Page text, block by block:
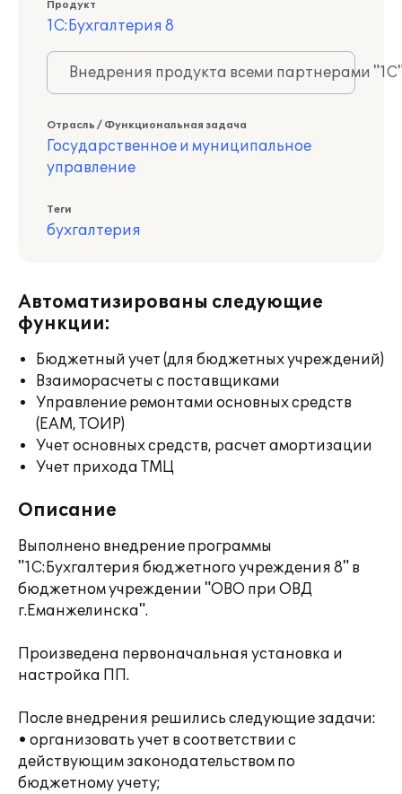
Продукт
1С:Бухгалтерия 8
Внедрения продукта всеми партнерами
Отрасль / Функциональная задача
Государственное и муниципальное
управление
Теги
бухгалтерия
Автоматизированы следующие
функции:
Бюджетный учет (для бюджетных учреждений)
Взаиморасчеты с поставщиками
Управление ремонтами основных средств
(EAM, ТОИР)
Учет основных средств, расчет амортизации
Учет прихода ТМЦ
Описание
Выполнено внедрение программы
"1С:Бухгалтерия бюджетного учреждения 8" в
бюджетном учреждении "ОВО при ОВД
г.Еманжелинска".
Произведена первоначальная установка и
настройка ПП.
После внедрения решились следующие задачи:
• организовать учет в соответствии с
действующим законодательством по
бюджетному учету;